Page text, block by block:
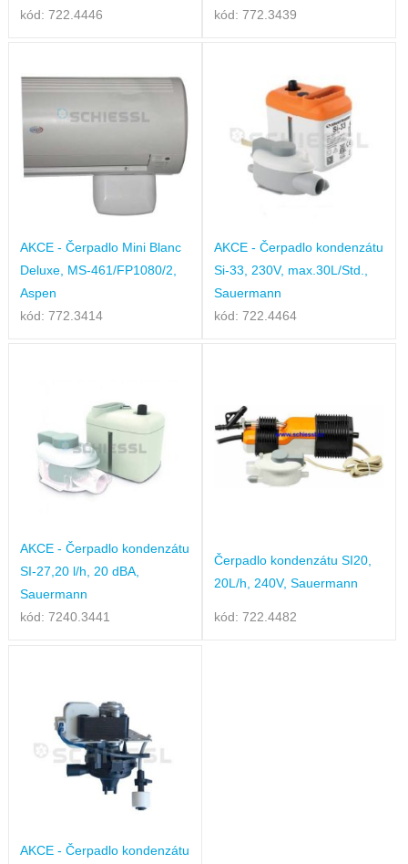
kód: 722.4446
kód: 772.3439
AKCE - Čerpadlo Mini Blanc
Deluxe, MS-461/FP1080/2,
Aspen
kód: 772.3414
AKCE - Čerpadlo kondenzátu
Si-33, 230V, max.30L/Std.,
Sauermann
kód: 722.4464
AKCE - Čerpadlo kondenzátu
SI-27,20 l/h, 20 dBA,
Sauermann
kód: 7240.3441
Čerpadlo kondenzátu SI20,
20L/h, 240V, Sauermann
kód: 722.4482
AKCE - Čerpadlo kondenzátu